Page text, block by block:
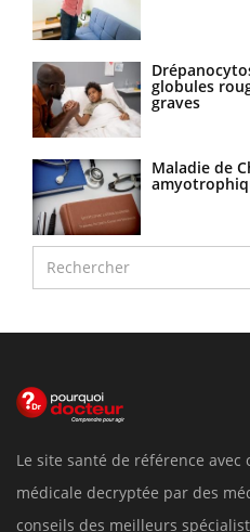
globules
graves
Maladie de
Le site santé de référence
médicale decryptée par des
conseils des meilleurs